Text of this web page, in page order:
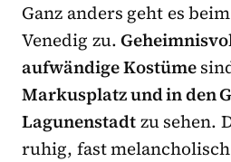
Ganz anders geht es
Venedig zu.
aufwändige Kostüme
Markusplatz und in den
Lagunenstadtzu sehen.
ruhig, fast